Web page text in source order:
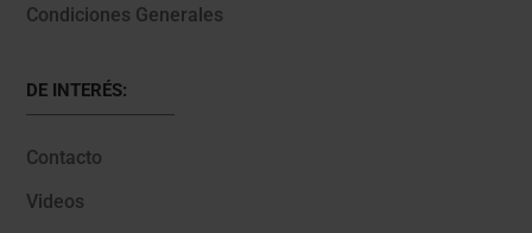
Condiciones Generales
DE INTERÉS:
Contacto
Videos